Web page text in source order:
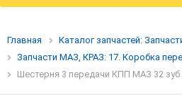
Главная
Каталог запчастей:
Запчасти МАЗ, КРАЗ: 17. Коробка
Шестерня 3 передачи КПП МАЗ 32 зуб